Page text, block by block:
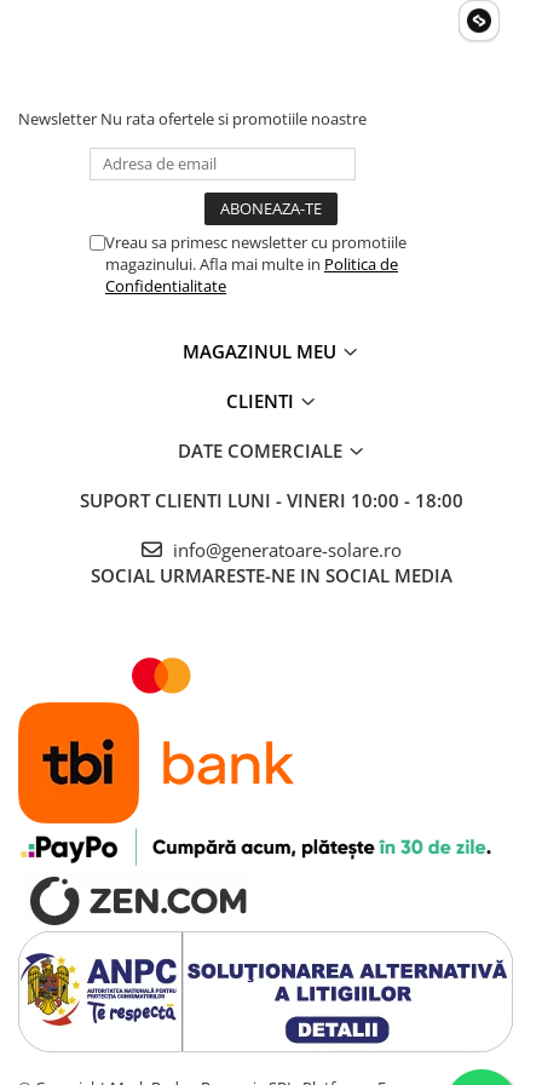
UPS Centrale Termice
Stabilizatoare Tensiune
Instrumente de masura
Anemometre
Multimetre de Banc
Accesorii instrumente de masura
Lichidare stoc
Newsletter Nu rata ofertele si promotiile noastre
Vreau sa primesc newsletter cu promotiile
magazinului. Afla mai multe in Politica de
Confidentialitate
MAGAZINUL MEU
CLIENTI
DATE COMERCIALE
SUPORT CLIENTI LUNI - VINERI 10:00 - 18:00
info@generatoare-solare.ro
SOCIAL URMARESTE-NE IN SOCIAL MEDIA